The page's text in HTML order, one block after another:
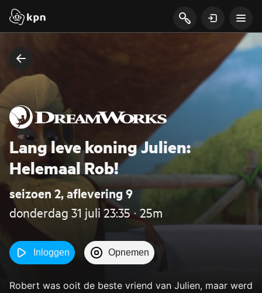
Lang leve koning Julien:
Helemaal Rob!
seizoen 2, aflevering 9
donderdag 31 juli 23:35 ‧ 25m
Inloggen Opnemen
Robert was ooit de beste vriend van Julien, maar werd